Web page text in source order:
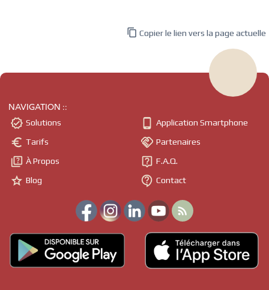
 Copier le lien vers la page actuelle
NAVIGATION ::
 Solutions
 Tarifs
 À Propos
 Blog
 Application Smartphone
 Partenaires
 F.A.Q.
 Contact
